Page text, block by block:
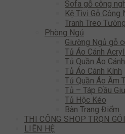
Sofa gỗ công
Kệ Tivi Gỗ
Tranh Treo Tường
Phòng Ngủ
Giường Ngủ gỗ
Tủ Áo Cánh
Tủ Quần Áo
Tủ Áo Cánh Kính
Tủ Quần Áo Âm
Tủ – Táp Đầu
Tủ Hộc Kéo
Bàn Trang Điểm
THI CÔNG SHOP TRỌN GÓI
LIÊN HỆ